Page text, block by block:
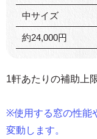
中サイズ
約24,000円
1軒あたりの補助上
※使用する窓の性能
変動します。